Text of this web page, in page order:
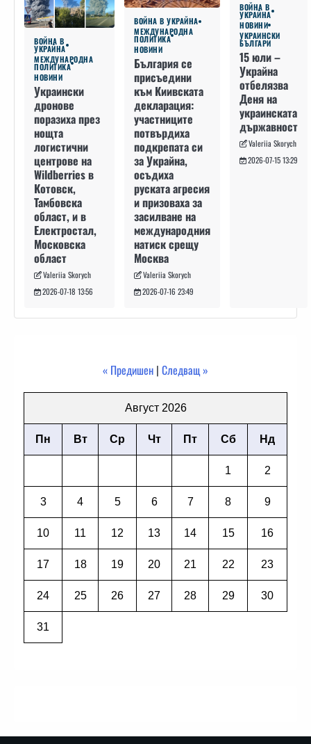
ВОЙНА В
УКРАЙНА
МЕЖДУНАРОДНА
ПОЛИТИКА
НОВИНИ
Украински
дронове
поразиха през
нощта
логистични
центрове на
Wildberries в
Котовск,
Тамбовска
област, и в
Електростал,
Московска
област
Valeriia Skorych
2026-07-18 13:56
ВОЙНА В УКРАЙНА
МЕЖДУНАРОДНА
ПОЛИТИКА
НОВИНИ
България се
присъедини
към Киивската
декларация:
участниците
потвърдиха
подкрепата си
за Украйна,
осъдиха
руската агресия
и призоваха за
засилване на
международния
натиск срещу
Москва
Valeriia Skorych
2026-07-16 23:49
ВОЙНА В
УКРАЙНА
НОВИНИ
УКРАИНСКИ
БЪЛГАРИ
15 юли –
Украйна
отбелязва
Деня на
украинската
държавност
Valeriia Skorych
2026-07-15 13:29
« Предишен | Следващ »
Август 2026
Пн Вт Ср Чт Пт Сб Нд
1 2
3 4 5 6 7 8 9
10 11 12 13 14 15 16
17 18 19 20 21 22 23
24 25 26 27 28 29 30
31